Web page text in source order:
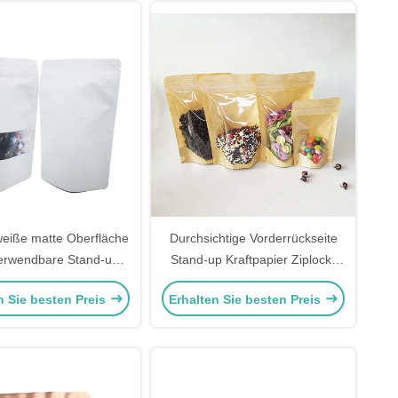
matte Oberfläche
Stand-up-
Taschen für
Sie besten Preis
Durchsichtige Vorderrückseite
Stand-up Kraftpapier Ziplock-
Taschen 150 Mikronen
durchsichtige Stand-up-Taschen
Erhalten Sie besten Preis